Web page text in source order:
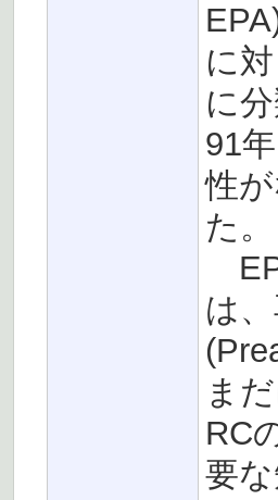
に
に
91
性
た。
は
ま
RC
要